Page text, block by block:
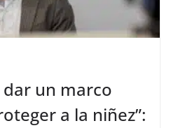
un marco
a la niñez”: